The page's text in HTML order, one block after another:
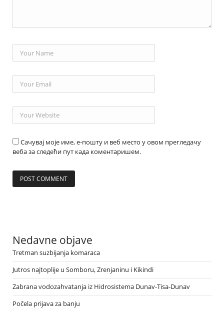
Сачувај моје име, е-пошту и веб место у овом прегледачу
веба за следећи пут када коментаришем.
Nedavne objave
Tretman suzbijanja komaraca
Jutros najtoplije u Somboru, Zrenjaninu i Kikindi
Zabrana vodozahvatanja iz Hidrosistema Dunav-Tisa-Dunav
Počela prijava za banju